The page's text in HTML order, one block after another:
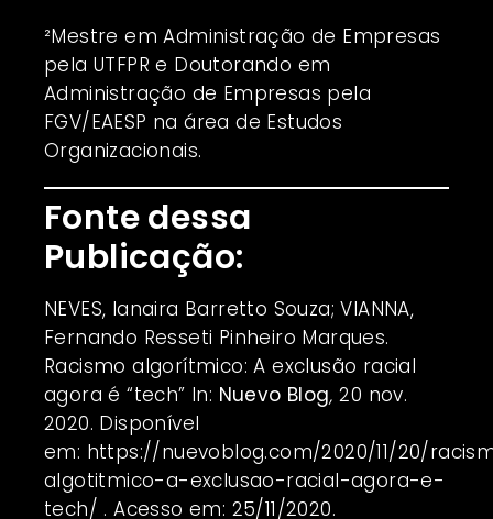
²Mestre em Administração de Empresas
pela UTFPR e Doutorando em
Administração de Empresas pela
FGV/EAESP na área de Estudos
Organizacionais.
Fonte dessa
Publicação:
NEVES, Ianaira Barretto Souza; VIANNA,
Fernando Resseti Pinheiro Marques.
Racismo algorítmico: A exclusão racial
agora é “tech” In: Nuevo Blog, 20 nov.
2020. Disponível
em: https://nuevoblog.com/2020/11/20/
algotitmico-a-exclusao-racial-agora-e-
tech/ . Acesso em: 25/11/2020.